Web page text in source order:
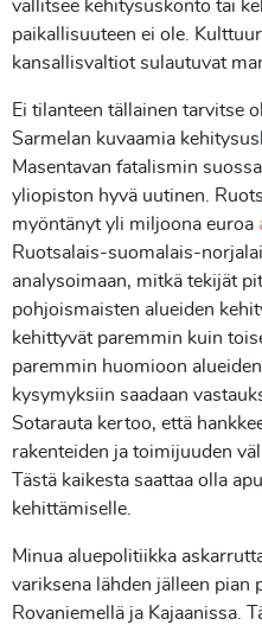
vallitsee kehitysuskonto tai
paikallisuuteen ei ole.
kansallisvaltiot sulautuvat
Ei tilanteen tällainen tarvitse
Sarmelan kuvaamia
Masentavan fatalismin
yliopiston hyvä uutinen.
myöntänyt yli miljoona euroa
Ruotsalais-suomalais-
analysoimaan, mitkä tekijät
pohjoismaisten alueiden
kehittyvät paremmin kuin
paremmin huomioon
kysymyksiin saadaan
Sotarauta kertoo, että
rakenteiden ja toimijuuden
Tästä kaikesta saattaa olla
kehittämiselle.
Minua aluepolitiikka
variksena lähden jälleen pian
Rovaniemellä ja Kajaanissa.